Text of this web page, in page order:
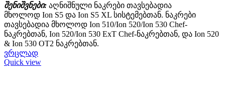
შენიშვნები: აღნიშნული ნაკრები თავსებადია
მხოლოდ Ion S5 და Ion S5 XL სისტემებთან. ნაკრები
თავსებადია მხოლოდ Ion 510/Ion 520/Ion 530 Chef-
ნაკრებთან, Ion 520/Ion 530 ExT Chef-ნაკრებთან, და Ion 520
& Ion 530 OT2 ნაკრებთან.
ვრცლად
Quick view